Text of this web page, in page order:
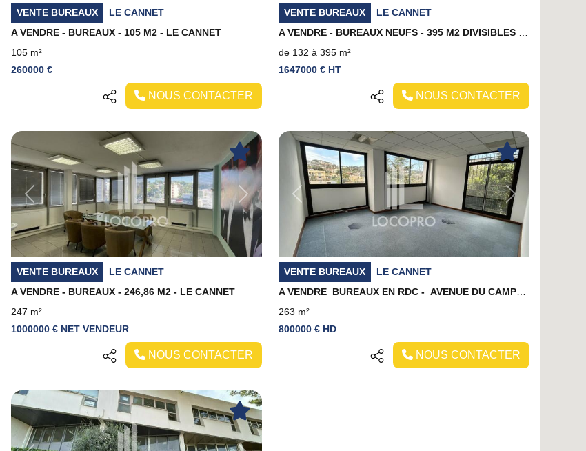
VENTE BUREAUX
LE CANNET
A VENDRE - BUREAUX - 105 M2 - LE CANNET
105 m²
260000 €
NOUS CONTACTER
VENTE BUREAUX
LE CANNET
de 132 à 395 m²
1647000 € HT
NOUS CONTACTER
Previous Next
VENTE BUREAUX
LE CANNET
A VENDRE - BUREAUX - 246,86 M2 - LE CANNET
247 m²
1000000 € NET VENDEUR
NOUS CONTACTER
Previous Next
VENTE BUREAUX
LE CANNET
263 m²
800000 € HD
NOUS CONTACTER